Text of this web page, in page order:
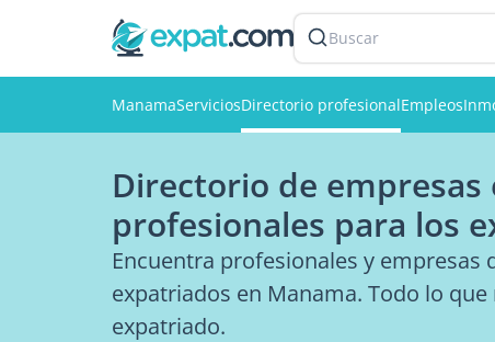
Buscar
ManamaServiciosDirectorio profesionalEmpleos
Directorio de
profesionales para los
Encuentra profesionales y
expatriados en Manama. Todo lo
expatriado.